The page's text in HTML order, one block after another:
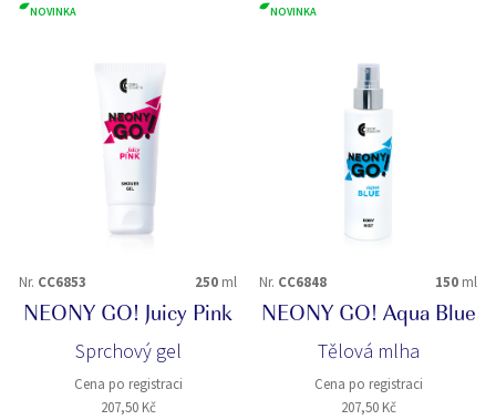
NOVINKA
Nr. CC6853 250 ml
NEONY GO! Juicy Pink
Sprchový gel
Cena po registraci
207,50 Kč
NOVINKA
Nr. CC6848 150 ml
NEONY GO! Aqua Blue
Tělová mlha
Cena po registraci
207,50 Kč